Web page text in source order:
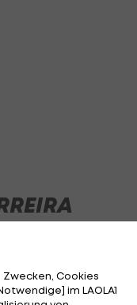
Cookies
im LAOLA1